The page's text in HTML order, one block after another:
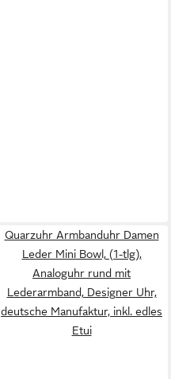
Quarzuhr Armbanduhr Damen
Leder Mini Bowl, (1-tlg),
Analoguhr rund mit
Lederarmband, Designer Uhr,
deutsche Manufaktur, inkl. edles
Etui